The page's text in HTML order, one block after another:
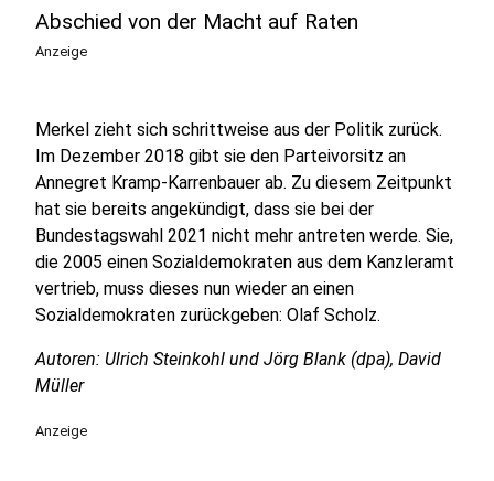
Abschied von der Macht auf Raten
Anzeige
Merkel zieht sich schrittweise aus der Politik zurück.
Im Dezember 2018 gibt sie den Parteivorsitz an
Annegret Kramp-Karrenbauer ab. Zu diesem Zeitpunkt
hat sie bereits angekündigt, dass sie bei der
Bundestagswahl 2021 nicht mehr antreten werde. Sie,
die 2005 einen Sozialdemokraten aus dem Kanzleramt
vertrieb, muss dieses nun wieder an einen
Sozialdemokraten zurückgeben: Olaf Scholz.
Autoren: Ulrich Steinkohl und Jörg Blank (dpa), David
Müller
Anzeige